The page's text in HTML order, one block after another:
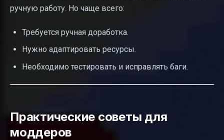
ручную работу. Но чаще всего:
Требуется ручная доработка.
Нужно адаптировать ресурсы.
Необходимо тестировать и исправлять баги.
Практические советы для
моддеров